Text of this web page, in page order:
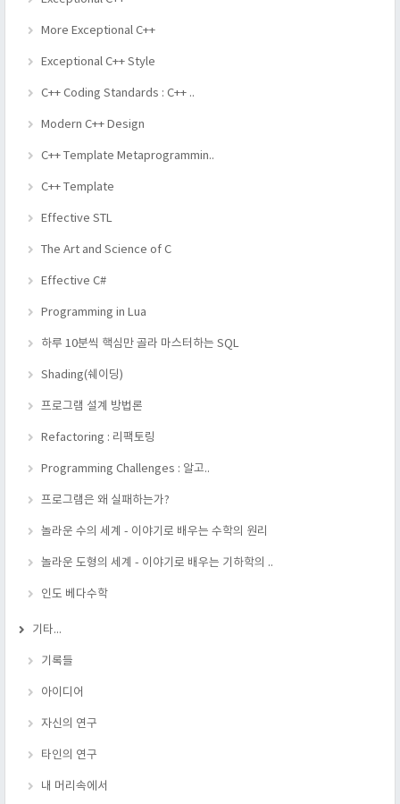
More Exceptional C++
Exceptional C++ Style
C++ Coding Standards : C++ ..
Modern C++ Design
C++ Template Metaprogrammin..
C++ Template
Effective STL
The Art and Science of C
Effective C#
Programming in Lua
하루 10분씩 핵심만 골라 마스터하는 SQL
Shading(쉐이딩)
프로그램 설계 방법론
Refactoring : 리팩토링
Programming Challenges : 알고..
프로그램은 왜 실패하는가?
놀라운 수의 세계 - 이야기로 배우는 수학의 원리
놀라운 도형의 세계 - 이야기로 배우는 기하학의 ..
인도 베다수학
기타...
기록들
아이디어
자신의 연구
타인의 연구
내 머리속에서